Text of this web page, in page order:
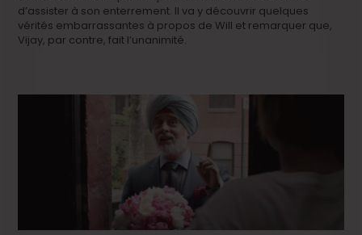
d’assister à son enterrement. Il va y découvrir quelques
vérités embarrassantes à propos de Will et remarquer que,
Vijay, par contre, fait l’unanimité.